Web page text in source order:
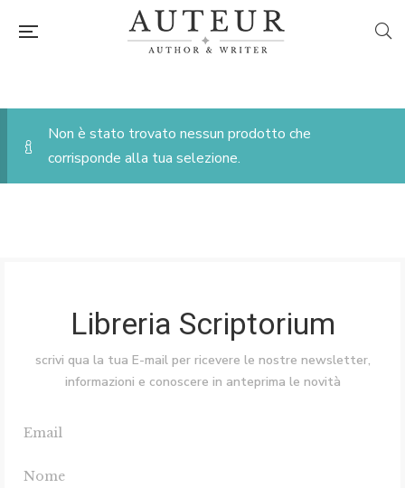
Non è stato trovato nessun prodotto che
corrisponde alla tua selezione.
Libreria Scriptorium
scrivi qua la tua E-mail per ricevere le nostre newsletter,
informazioni e conoscere in anteprima le novità